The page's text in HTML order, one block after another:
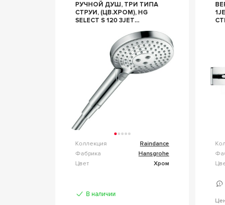
РУЧНОЙ ДУШ, ТРИ ТИПА
СТРУИ, (ЦВ.ХРОМ), HG
SELECT S 120 3JET
HANSGROHE RAINDANCE
Коллекция
Raindance
Фабрика
Hansgrohe
Цвет
Хром
В наличии
1JET